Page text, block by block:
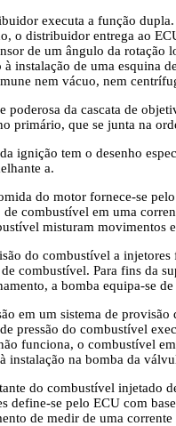
executa a função
o distribuidor entrega ao
de um ângulo da rotação
à instalação de uma esquina
nem vácuo, nem
poderosa da cascata de
primário, que se junta na
ignição tem o desenho
a.
do motor fornece-se
de combustível em uma
misturam movimentos
do combustível a
combustível. Para fins da
a bomba equipa-se
em um sistema de
pressão do combustível
funciona, o combustível
instalação na bomba da
do combustível injetado
define-se pelo ECU com
de medir de uma